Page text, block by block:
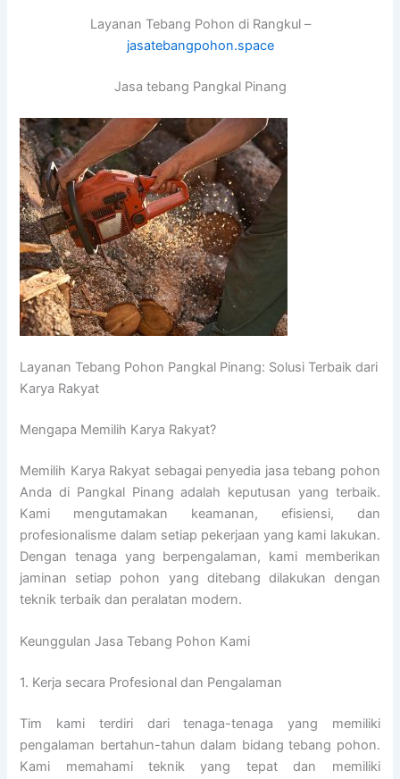
Layanan Tebang Pohon di Rangkul –
jasatebangpohon.space
Jasa tebang Pangkal Pinang
Layanan Tebang Pohon Pangkal Pinang: Solusi Terbaik dari
Karya Rakyat
Mengapa Memilih Karya Rakyat?
Memilih Karya Rakyat sebagai penyedia jasa tebang pohon
Anda di Pangkal Pinang adalah keputusan yang terbaik.
Kami mengutamakan keamanan, efisiensi, dan
profesionalisme dalam setiap pekerjaan yang kami lakukan.
Dengan tenaga yang berpengalaman, kami memberikan
jaminan setiap pohon yang ditebang dilakukan dengan
teknik terbaik dan peralatan modern.
Keunggulan Jasa Tebang Pohon Kami
1. Kerja secara Profesional dan Pengalaman
Tim kami terdiri dari tenaga-tenaga yang memiliki
pengalaman bertahun-tahun dalam bidang tebang pohon.
Kami memahami teknik yang tepat dan memiliki